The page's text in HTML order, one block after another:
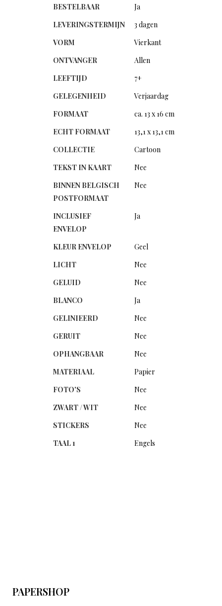
BESTELBAAR
Ja
LEVERINGSTERMIJN
3 dagen
VORM
Vierkant
ONTVANGER
Allen
LEEFTIJD
7+
GELEGENHEID
Verjaardag
FORMAAT
ca. 13 x 16 cm
ECHT FORMAAT
13,1 x 13,1 cm
COLLECTIE
Cartoon
TEKST IN KAART
Nee
BINNEN BELGISCH
POSTFORMAAT
Nee
INCLUSIEF
ENVELOP
Ja
KLEUR ENVELOP
Geel
LICHT
Nee
GELUID
Nee
BLANCO
Ja
GELINIEERD
Nee
GERUIT
Nee
OPHANGBAAR
Nee
MATERIAAL
Papier
FOTO'S
Nee
ZWART / WIT
Nee
STICKERS
Nee
TAAL 1
Engels
PAPERSHOP